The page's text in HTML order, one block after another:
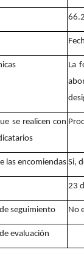
La
se realicen con
las encomiendas Si,
23
seguimiento No
evaluación